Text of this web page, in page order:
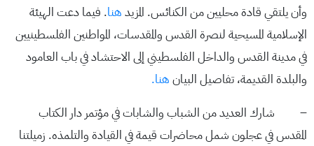
وأن يلتقي قادة محليين من الكنائس. المزيد هنا. فيما دعت الهيئة
الإسلامية المسيحية لنصرة القدس والمقدسات، المواطنين الفلسطينيين
في مدينة القدس والداخل الفلسطيني إلى الاحتشاد في باب العامود
والبلدة القديمة، تفاصيل البيان هنا.
– شارك العديد من الشباب والشابات في مؤتمر دار الكتاب
المقدس في عجلون شمل محاضرات قيمة في القيادة والتلمذه. زميلتنا